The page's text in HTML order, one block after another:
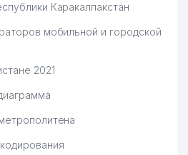
Каракалпакстан
мобильной и городской
2021